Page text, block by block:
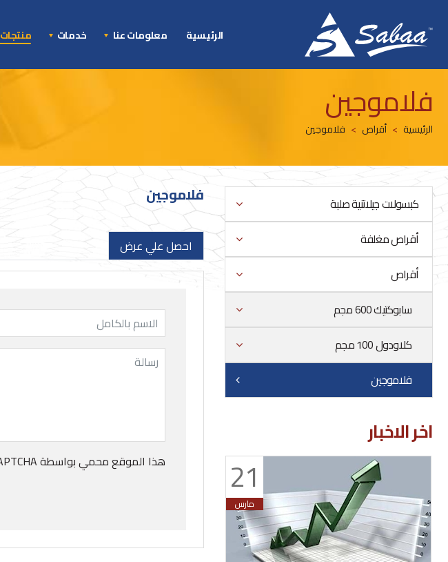
الرئيسية معلومات عنا خدمات منتجات
فلاموجين
الرئيسية أقراص فلاموجين
كبسولات جيلاتنية صلبة
أقراص مغلفة
أقراص
سابوكتيك 600 مجم
كلاودول 100 مجم
فلاموجين
اخر الاخبار
21
مارس
24
فلاموجين
احصل علي عرض
هذا الموقع محمي بواسطة reCAPTCHA و Google